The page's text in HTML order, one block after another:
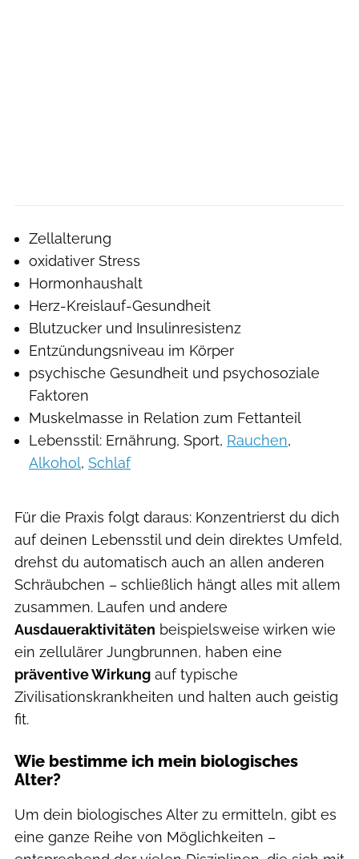
Zellalterung
oxidativer Stress
Hormonhaushalt
Herz-Kreislauf-Gesundheit
Blutzucker und Insulinresistenz
Entzündungsniveau im Körper
psychische Gesundheit und psychosoziale
Faktoren
Muskelmasse in Relation zum Fettanteil
Lebensstil: Ernährung, Sport, Rauchen,
Alkohol, Schlaf
Für die Praxis folgt daraus: Konzentrierst du dich
auf deinen Lebensstil und dein direktes Umfeld,
drehst du automatisch auch an allen anderen
Schräubchen – schließlich hängt alles mit allem
zusammen. Laufen und andere
Ausdaueraktivitäten beispielsweise wirken wie
ein zellulärer Jungbrunnen, haben eine
präventive Wirkung auf typische
Zivilisationskrankheiten und halten auch geistig
fit.
Wie bestimme ich mein biologisches
Alter?
Um dein biologisches Alter zu ermitteln, gibt es
eine ganze Reihe von Möglichkeiten –